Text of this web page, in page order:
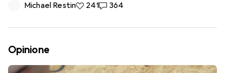
Michael Restin241 like
241364 commenti
364
Opinione